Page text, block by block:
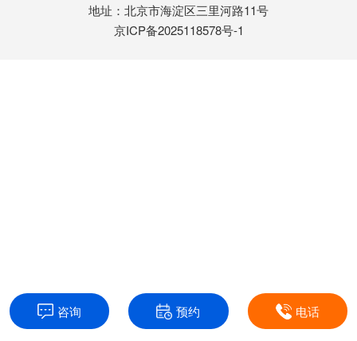
地址：北京市海淀区三里河路11号
京ICP备2025118578号-1
咨询 预约 电话